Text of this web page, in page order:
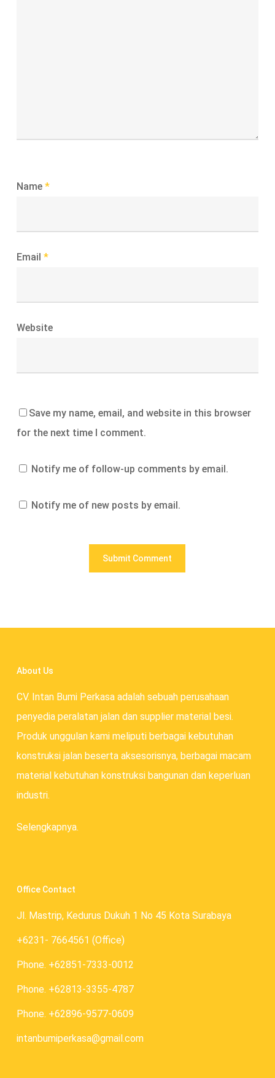
Name *
Email *
Website
Save my name, email, and website in this browser
for the next time I comment.
Notify me of follow-up comments by email.
Notify me of new posts by email.
About Us
CV. Intan Bumi Perkasa adalah sebuah perusahaan
penyedia peralatan jalan dan supplier material besi.
Produk unggulan kami meliputi berbagai kebutuhan
konstruksi jalan beserta aksesorisnya, berbagai macam
material kebutuhan konstruksi bangunan dan keperluan
industri.
Selengkapnya.
Office Contact
Jl. Mastrip, Kedurus Dukuh 1 No 45 Kota Surabaya
+6231- 7664561 (Office)
Phone. +62851-7333-0012
Phone. +62813-3355-4787
Phone. +62896-9577-0609
intanbumiperkasa@gmail.com